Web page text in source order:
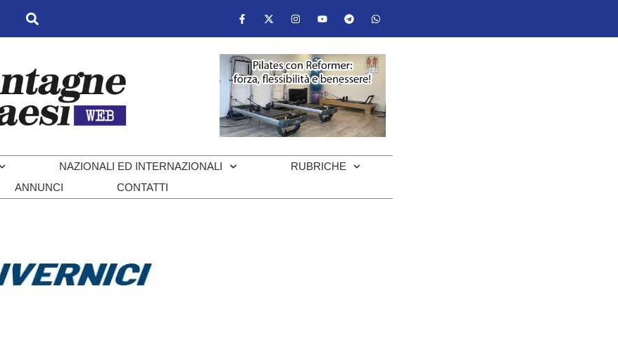
NAZIONALI ED INTERNAZIONALI
RUBRICHE
ANNUNCI CONTATTI